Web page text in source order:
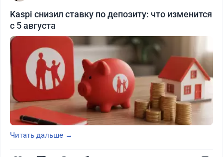
Kaspi снизил ставку по депозиту: что изменится
с 5 августа
Читать дальше →